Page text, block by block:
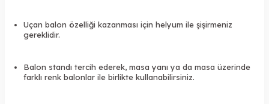
Uçan balon özelliği kazanması için helyum ile şişirmeniz
gereklidir.
Balon standı tercih ederek, masa yanı ya da masa üzerinde
farklı renk balonlar ile birlikte kullanabilirsiniz.